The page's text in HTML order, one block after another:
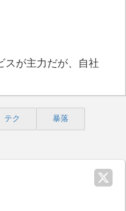
スが主力だが、自社
テク 暴落